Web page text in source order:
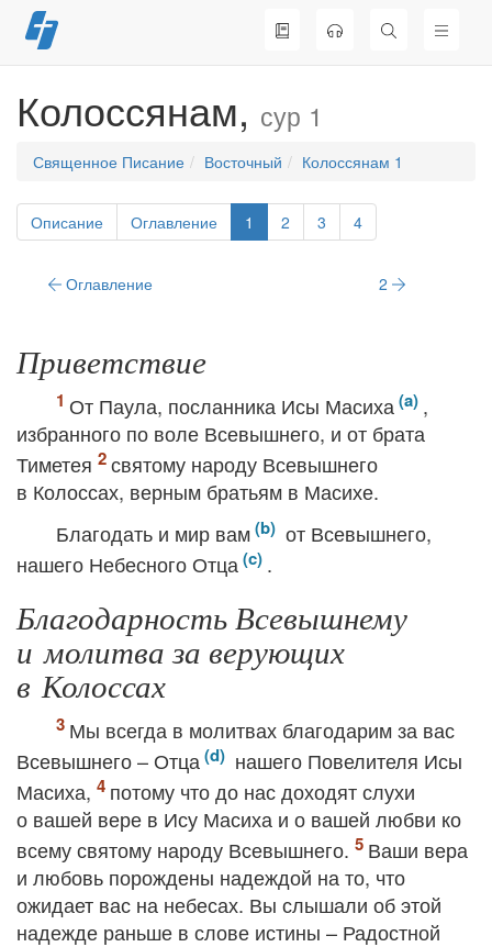
Перейти
к
Колоссянам, сур 1
Священное Писание Восточный Колоссянам 1
Описание Оглавление 1 2 3 4
Оглавление 2
Приветствие
От Паула, посланника Исы Масиха
,
избранного по воле Всевышнего, и от брата
Тиметея
святому народу Всевышнего
в Колоссах, верным братьям в Масихе.
Благодать и мир вам
от Всевышнего,
нашего Небесного Отца
.
Благодарность Всевышнему
и молитва за верующих
в Колоссах
Мы всегда в молитвах благодарим за вас
Всевышнего – Отца
нашего Повелителя Исы
Масиха,
потому что до нас доходят слухи
о вашей вере в Ису Масиха и о вашей любви ко
всему святому народу Всевышнего.
Ваши вера
и любовь порождены надеждой на то, что
ожидает вас на небесах. Вы слышали об этой
надежде раньше в слове истины – Радостной